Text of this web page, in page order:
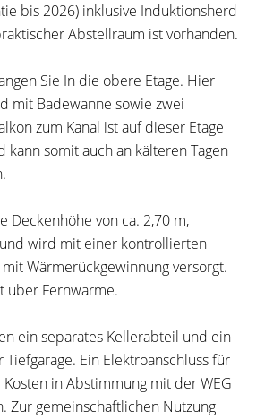
bis 2026) inklusive Induktionsherd
Abstellraum ist vorhanden.
Sie In die obere Etage. Hier
mit Badewanne sowie zwei
zum Kanal ist auf dieser Etage
kann somit auch an kälteren Tagen
Deckenhöhe von ca. 2,70 m,
wird mit einer kontrollierten
Wärmerückgewinnung versorgt.
über Fernwärme.
ein separates Kellerabteil und ein
Ein Elektroanschluss für
Kosten in Abstimmung mit der WEG
Zur gemeinschaftlichen Nutzung